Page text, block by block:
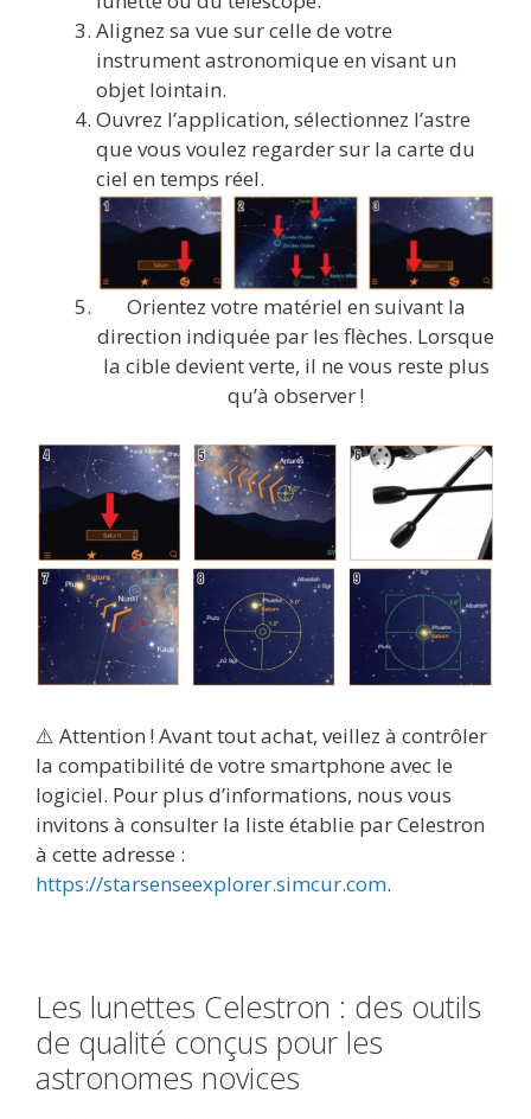
Alignez sa vue sur celle de votre
instrument astronomique en visant un
objet lointain.
Ouvrez l’application, sélectionnez l’astre
que vous voulez regarder sur la carte du
ciel en temps réel.
Orientez votre matériel en suivant la
direction indiquée par les flèches. Lorsque
la cible devient verte, il ne vous reste plus
qu’à observer !
⚠️ Attention ! Avant tout achat, veillez à contrôler
la compatibilité de votre smartphone avec le
logiciel. Pour plus d’informations, nous vous
invitons à consulter la liste établie par Celestron
à cette adresse :
https://starsenseexplorer.simcur.com.
Les lunettes Celestron : des outils
de qualité conçus pour les
astronomes novices